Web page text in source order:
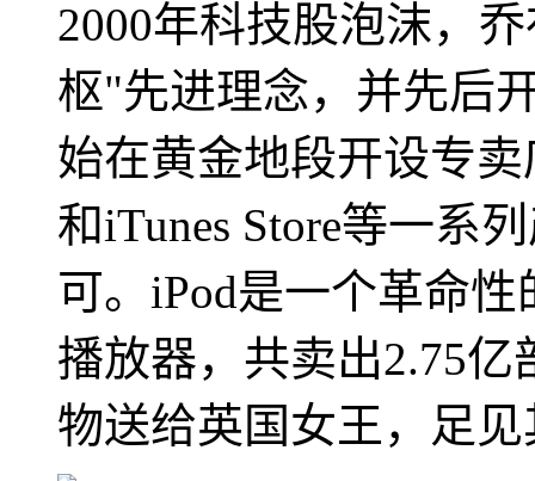
2000年科技股泡沫，
枢"先进理念，并先后
始在黄金地段开设专
和iTunes Store等一系
可。iPod是一个革命
播放器，共卖出2.75
物送给英国女王，足